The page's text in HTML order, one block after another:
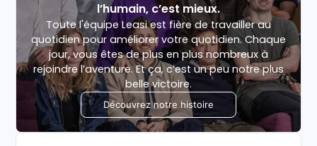
l’humain, c’est mieux.
Toute l'équipe Leasi est fière de travailler au
quotidien pour améliorer votre quotidien. Chaque
jour, vous êtes de plus en plus nombreux à
rejoindre l’aventure. Et ça, c’est un peu notre plus
belle victoire.
Découvrez notre histoire